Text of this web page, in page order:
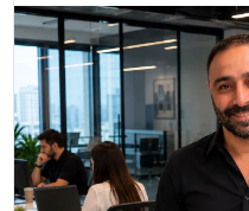
KÜLTÜR & SANAT
SPOR
SAĞLIK